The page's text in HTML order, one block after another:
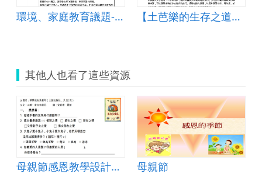
環境、家庭教育議題-我在圖書館的一天 【土芭樂的生存之道】教學活動設計單
其他人也看了這些資源
母親節感恩教學設計活動 母親節